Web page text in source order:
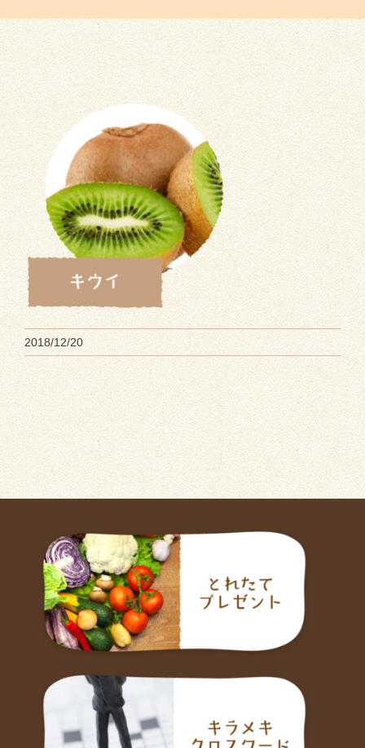
2018/12/20